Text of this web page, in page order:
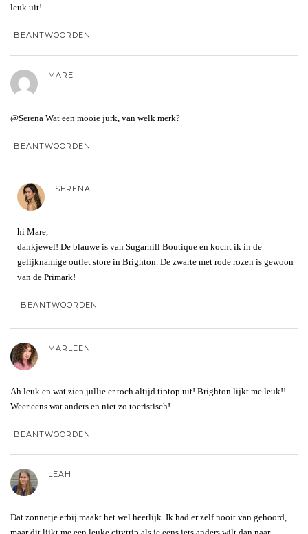
leuk uit!
BEANTWOORDEN
MARE
@Serena Wat een mooie jurk, van welk merk?
BEANTWOORDEN
SERENA
hi Mare,
dankjewel! De blauwe is van Sugarhill Boutique en kocht ik in de
gelijknamige outlet store in Brighton. De zwarte met rode rozen is gewoon
van de Primark!
BEANTWOORDEN
MARLEEN
Ah leuk en wat zien jullie er toch altijd tiptop uit! Brighton lijkt me leuk!!
Weer eens wat anders en niet zo toeristisch!
BEANTWOORDEN
LEAH
Dat zonnetje erbij maakt het wel heerlijk. Ik had er zelf nooit van gehoord,